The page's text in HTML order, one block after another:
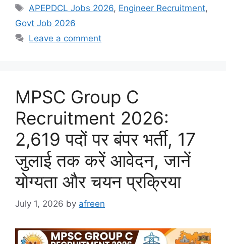
Tags
APEPDCL Jobs 2026, Engineer Recruitment,
Govt Job 2026
Leave a comment
MPSC Group C
Recruitment 2026:
2,619 पदों पर बंपर भर्ती, 17
जुलाई तक करें आवेदन, जानें
योग्यता और चयन प्रक्रिया
July 1, 2026 by afreen